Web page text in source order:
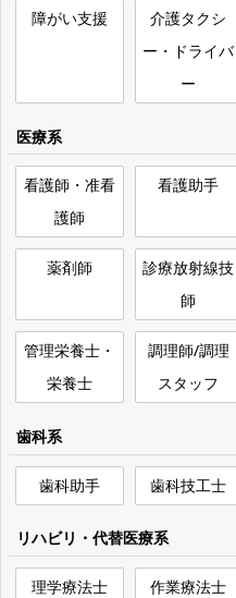
障がい支援
介護タクシ
ー・ドライバ
ー
医療系
看護師・准看
護師
看護助手
薬剤師
診療放射線技
師
管理栄養士・
栄養士
調理師/調理
スタッフ
歯科系
歯科助手 歯科技工士
リハビリ・代替医療系
理学療法士
作業療法士